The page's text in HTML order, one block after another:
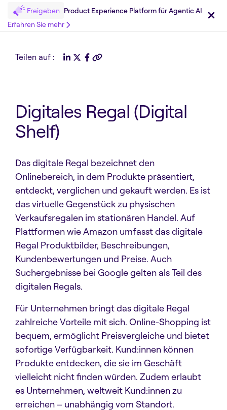
Freigeben Product Experience Platform für Agentic AI
Erfahren Sie mehr
Teilen auf :
Digitales Regal (Digital
Shelf)
Das digitale Regal bezeichnet den
Onlinebereich, in dem Produkte präsentiert,
entdeckt, verglichen und gekauft werden. Es ist
das virtuelle Gegenstück zu physischen
Verkaufsregalen im stationären Handel. Auf
Plattformen wie Amazon umfasst das digitale
Regal Produktbilder, Beschreibungen,
Kundenbewertungen und Preise. Auch
Suchergebnisse bei Google gelten als Teil des
digitalen Regals.
Für Unternehmen bringt das digitale Regal
zahlreiche Vorteile mit sich. Online-Shopping ist
bequem, ermöglicht Preisvergleiche und bietet
sofortige Verfügbarkeit. Kund:innen können
Produkte entdecken, die sie im Geschäft
vielleicht nicht finden würden. Zudem erlaubt
es Unternehmen, weltweit Kund:innen zu
erreichen – unabhängig vom Standort.